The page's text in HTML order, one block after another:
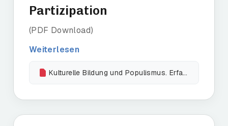
Partizipation
(PDF Download)
Weiterlesen
Kulturelle Bildung und Populismus. Erfahrungen, Grenzen und Chancen von Partizipation